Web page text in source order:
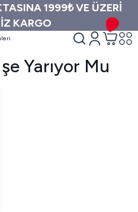
1999₺ VE ÜZERİ
KARGO
Yarıyor Mu